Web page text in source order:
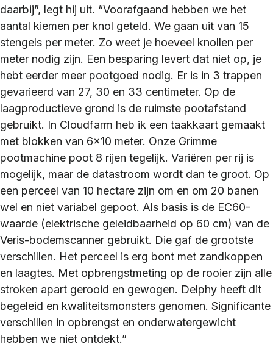
daarbij”, legt hij uit. “Voorafgaand hebben we het
aantal kiemen per knol geteld. We gaan uit van 15
stengels per meter. Zo weet je hoeveel knollen per
meter nodig zijn. Een besparing levert dat niet op, je
hebt eerder meer pootgoed nodig. Er is in 3 trappen
gevarieerd van 27, 30 en 33 centimeter. Op de
laagproductieve grond is de ruimste pootafstand
gebruikt. In Cloudfarm heb ik een taakkaart gemaakt
met blokken van 6×10 meter. Onze Grimme
pootmachine poot 8 rijen tegelijk. Variëren per rij is
mogelijk, maar de datastroom wordt dan te groot. Op
een perceel van 10 hectare zijn om en om 20 banen
wel en niet variabel gepoot. Als basis is de EC60-
waarde (elektrische geleidbaarheid op 60 cm) van de
Veris-bodemscanner gebruikt. Die gaf de grootste
verschillen. Het perceel is erg bont met zandkoppen
en laagtes. Met opbrengstmeting op de rooier zijn alle
stroken apart gerooid en gewogen. Delphy heeft dit
begeleid en kwaliteitsmonsters genomen. Significante
verschillen in opbrengst en onderwatergewicht
hebben we niet ontdekt.”